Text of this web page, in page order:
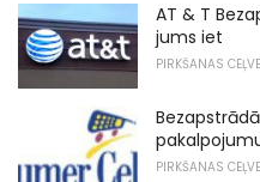
AT & T
jums iet
PIRKŠANAS
PIRKŠANAS